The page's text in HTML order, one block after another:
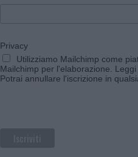
Privacy
Utilizziamo Mailchimp come
Mailchimp per l'elaborazione.
Potrai annullare l'iscrizione in